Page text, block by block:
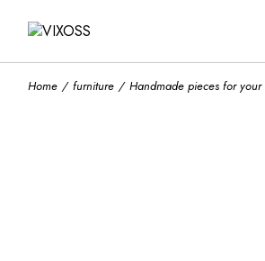
Home furniture Handmade pieces for